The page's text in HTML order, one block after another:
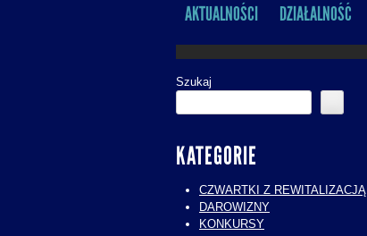
MENU
AKTUALNOŚCI DZIAŁALNOŚĆ
Szukaj
KATEGORIE
CZWARTKI Z REWITALIZACJĄ
DAROWIZNY
KONKURSY